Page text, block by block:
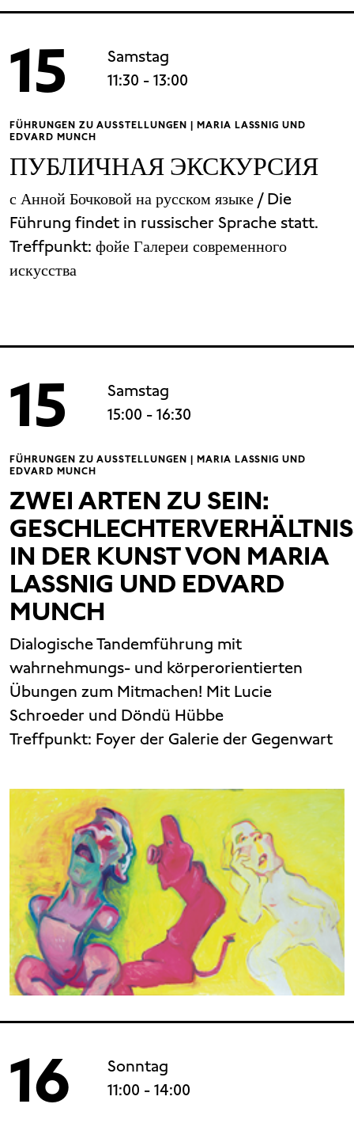
15
Samstag
11:30 - 13:00
FÜHRUNGEN ZU AUSSTELLUNGEN | MARIA LASSNIG UND
EDVARD MUNCH
ПУБЛИЧНАЯ ЭКСКУРСИЯ
с Анной Бочковой на русском языке / Die
Führung findet in russischer Sprache statt.
Treffpunkt: фойе Галереи современного
искусства
15
Samstag
15:00 - 16:30
FÜHRUNGEN ZU AUSSTELLUNGEN | MARIA LASSNIG UND
EDVARD MUNCH
ZWEI ARTEN ZU SEIN:
IN DER KUNST VON MARIA
LASSNIG UND EDVARD
MUNCH
Dialogische Tandemführung mit
wahrnehmungs- und körperorientierten
Übungen zum Mitmachen! Mit Lucie
Schroeder und Döndü Hübbe
Treffpunkt: Foyer der Galerie der Gegenwart
16
Sonntag
11:00 - 14:00